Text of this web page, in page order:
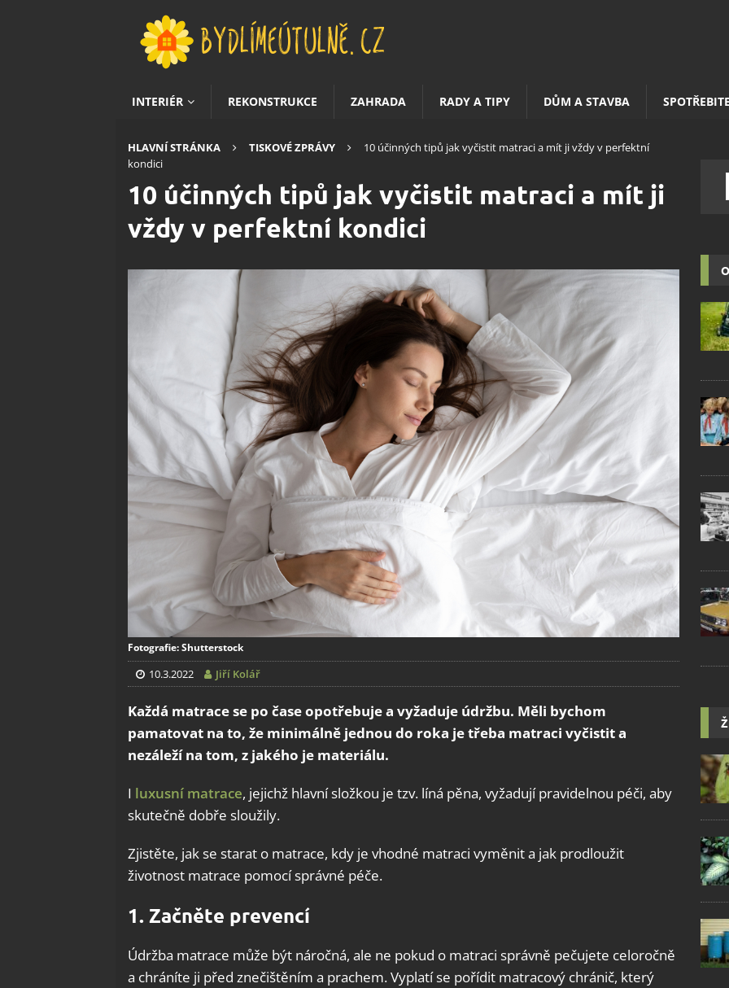
INTERIÉR REKONSTRUKCE ZAHRADA RADY A TIPY DŮM A STAVBA
HLAVNÍ STRÁNKA TISKOVÉ ZPRÁVY
10 účinných tipů jak vyčistit matraci a mít ji vždy v perfektní
kondici
10 účinných tipů jak vyčistit matraci a mít ji
vždy v perfektní kondici
Fotografie: Shutterstock
10.3.2022 Jiří Kolář
Každá matrace se po čase opotřebuje a vyžaduje údržbu. Měli bychom
pamatovat na to, že minimálně jednou do roka je třeba matraci vyčistit a
nezáleží na tom, z jakého je materiálu.
I luxusní matrace, jejichž hlavní složkou je tzv. líná pěna, vyžadují pravidelnou péči, aby
skutečně dobře sloužily.
Zjistěte, jak se starat o matrace, kdy je vhodné matraci vyměnit a jak prodloužit
životnost matrace pomocí správné péče.
1. Začněte prevencí
Údržba matrace může být náročná, ale ne pokud o matraci správně pečujete celoročně
a chráníte ji před znečištěním a prachem. Vyplatí se pořídit matracový chránič, který